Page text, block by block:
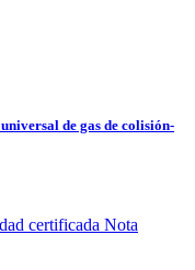
de gas de colisión-
Nota